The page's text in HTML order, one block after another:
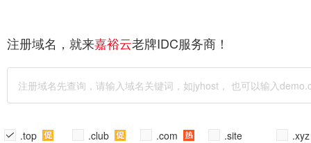
注册域名，就来嘉裕云老牌IDC服务商！
.top .club .com .site